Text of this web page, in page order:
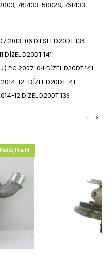
761433-5002S, 761433-
2013-06 DIESELD20DT136
DÍZELD20DT141
PC2007-04 DÍZELD20DT141
2014-12 DÍZEL D20DT141
12DÍZELD20DT136
>
<
Felújított